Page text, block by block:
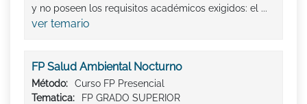
y no poseen los requisitos académicos exigidos: el ...
ver temario
FP Salud Ambiental Nocturno
Método:
Curso FP Presencial
Tematica:
FP GRADO SUPERIOR